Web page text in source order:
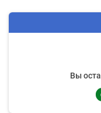
Вы